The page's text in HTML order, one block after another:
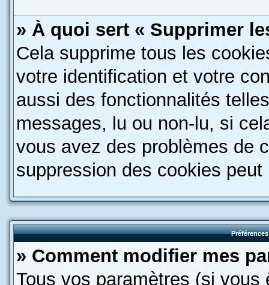
» À quoi sert « Supprimer
Cela supprime tous les
votre identification et votre
aussi des fonctionnalités
messages, lu ou non-lu, si
vous avez des problèmes de
suppression des cookies peut
» Comment modifier mes
Tous vos paramètres (si